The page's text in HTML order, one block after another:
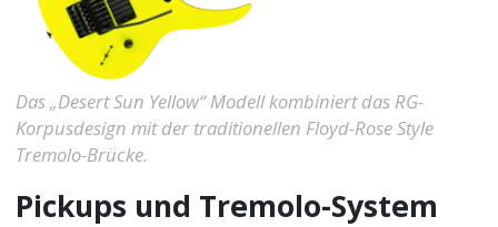
Das „Desert Sun Yellow“ Modell kombiniert das RG-
Korpusdesign mit der traditionellen Floyd-Rose Style
Tremolo-Brücke.
Pickups und Tremolo-System